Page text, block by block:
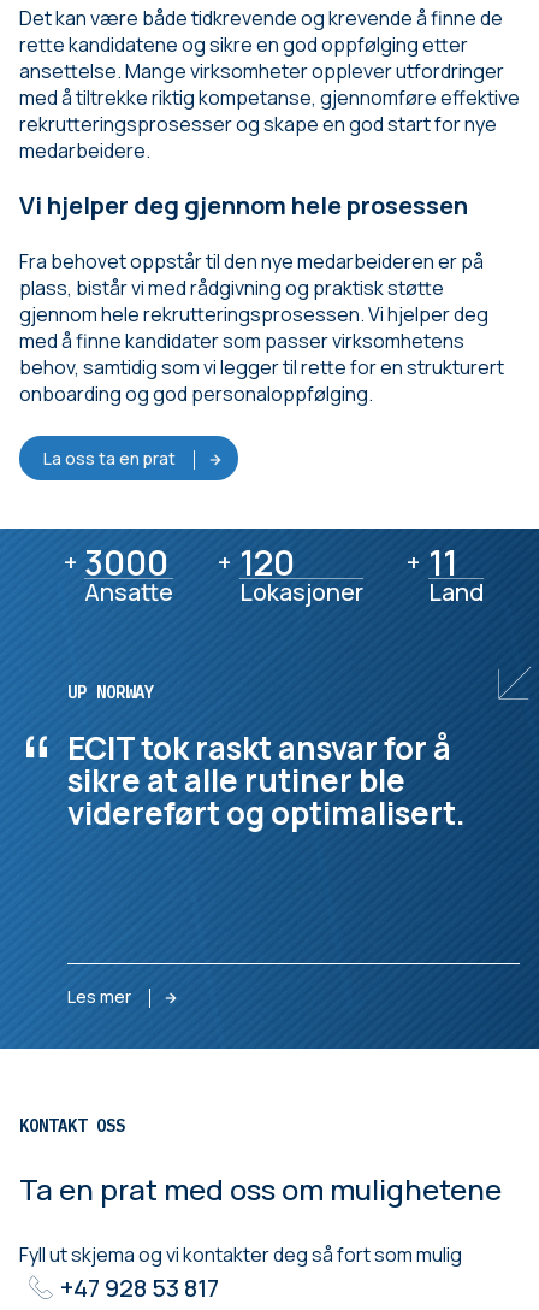
Det kan være både tidkrevende og krevende å finne de
rette kandidatene og sikre en god oppfølging etter
ansettelse. Mange virksomheter opplever utfordringer
med å tiltrekke riktig kompetanse, gjennomføre effektive
rekrutteringsprosesser og skape en god start for nye
medarbeidere.
Vi hjelper deg gjennom hele prosessen
Fra behovet oppstår til den nye medarbeideren er på
plass, bistår vi med rådgivning og praktisk støtte
gjennom hele rekrutteringsprosessen. Vi hjelper deg
med å finne kandidater som passer virksomhetens
behov, samtidig som vi legger til rette for en strukturert
onboarding og god personaloppfølging.
La oss ta en prat
+ 3000
3000
Ansatte
+ 120
120
Lokasjoner
+ 11
11
Land
“
UP NORWAY
ECIT tok raskt ansvar for å
sikre at alle rutiner ble
videreført og optimalisert.
Les mer
KONTAKT OSS
Ta en prat med oss om mulighetene
Fyll ut skjema og vi kontakter deg så fort som mulig
+47 928 53 817